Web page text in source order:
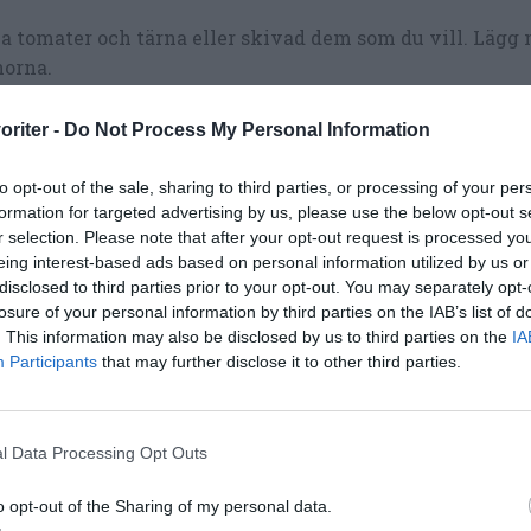
- Do Not Process My Personal Information
opt-out of the sale, sharing to third parties, or processing of your
for targeted advertising by us, please use the below opt-out
selection. Please note that after your opt-out request is processed
interest-based ads based on personal information utilized by us
to third parties prior to your opt-out. You may separately
of your personal information by third parties on the IAB’s list of
This information may also be disclosed by us to third parties on the
Participants that may further disclose it to other third parties.
Data Processing Opt Outs
opt-out of the Sharing of my personal data.
tomater och tärna eller skivad dem som du vill. Lägg
du vill kan du strö över lite flingsalt samt lite